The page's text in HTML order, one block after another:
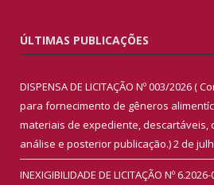
ÚLTIMAS PUBLICAÇÕES
DISPENSA DE LICITAÇÃO Nº 003/2026 (
para fornecimento de gêneros
materiais de expediente, descartáveis,
análise e posterior publicação.)2 de
INEXIGIBILIDADE DE LICITAÇÃO Nº